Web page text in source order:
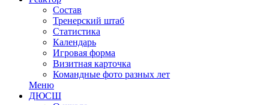
Состав
Тренерский штаб
Статистика
Календарь
Игровая форма
Визитная карточка
Командные фото разных лет
Меню
ДЮСШ